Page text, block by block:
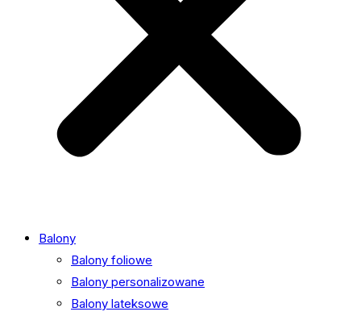
Balony
Balony foliowe
Balony personalizowane
Balony lateksowe